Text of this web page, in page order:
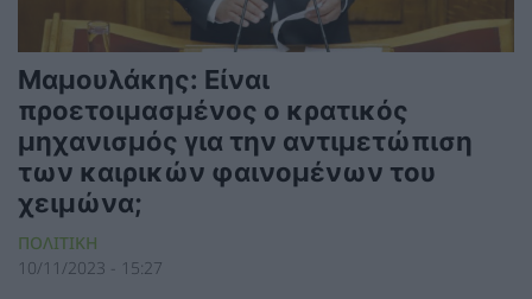
Μαμουλάκης: Είναι
προετοιμασμένος ο κρατικός
μηχανισμός για την αντιμετώπιση
των καιρικών φαινομένων του
χειμώνα;
ΠΟΛΙΤΙΚΗ
10/11/2023 - 15:27